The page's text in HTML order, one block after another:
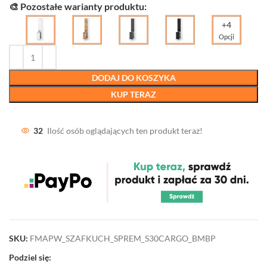
🎨 Pozostałe warianty produktu:
+4
Opcji
DODAJ DO KOSZYKA
KUP TERAZ
32 Ilość osób oglądających ten produkt teraz!
SKU: FMAPW_SZAFKUCH_SPREM_S30CARGO_BMBP
Podziel się: